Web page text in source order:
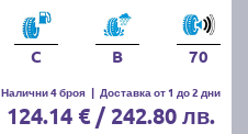
C B 70
Налични 4 броя | Доставка от 1 до 2 дни
124.14 € / 242.80 лв.